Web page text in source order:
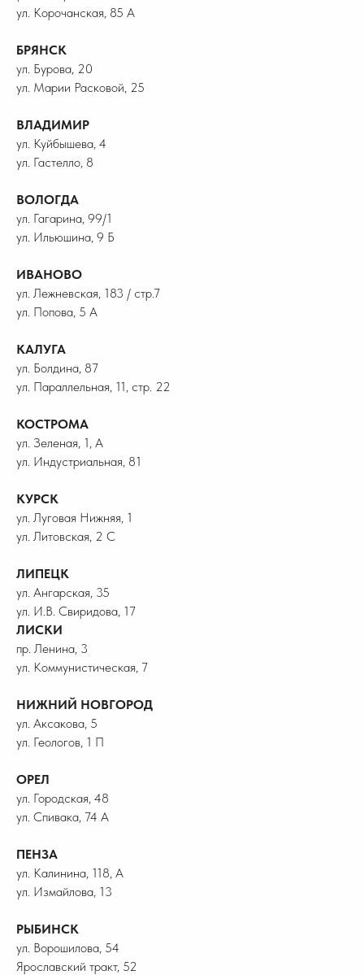
ул. Корочанская, 85 А
БРЯНСК
ул. Бурова, 20
ул. Марии Расковой, 25
ВЛАДИМИР
ул. Куйбышева, 4
ул. Гастелло, 8
ВОЛОГДА
ул. Гагарина, 99/1
ул. Ильюшина, 9 Б
ИВАНОВО
ул. Лежневская, 183 / стр.7
ул. Попова, 5 А
КАЛУГА
ул. Болдина, 87
ул. Параллельная, 11, стр. 22
КОСТРОМА
ул. Зеленая, 1, А
ул. Индустриальная, 81
КУРСК
ул. Луговая Нижняя, 1
ул. Литовская, 2 С
ЛИПЕЦК
ул. Ангарская, 35
ул. И.В. Свиридова, 17
ЛИСКИ
пр. Ленина, 3
ул. Коммунистическая, 7
НИЖНИЙ НОВГОРОД
ул. Аксакова, 5
ул. Геологов, 1 П
ОРЕЛ
ул. Городская, 48
ул. Спивака, 74 А
ПЕНЗА
ул. Калинина, 118, А
ул. Измайлова, 13
РЫБИНСК
ул. Ворошилова, 54
Ярославский тракт, 52